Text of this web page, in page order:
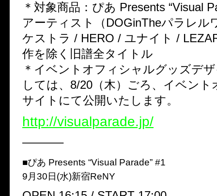
＊対象商品：ぴあ Presents “Visual
アーティスト（DOGinTheパラレル
ケストラ / HERO / ユナイト /
作を除く旧譜全タイトル
＊イベントオフィシャルグッズデ
しては、8/20（木）ごろ、イベン
サイトにて公開いたします。
http://visualparade.jp/
———–
■ぴあ Presents “Visual Parade” #1
9月30日(水)新宿ReNY